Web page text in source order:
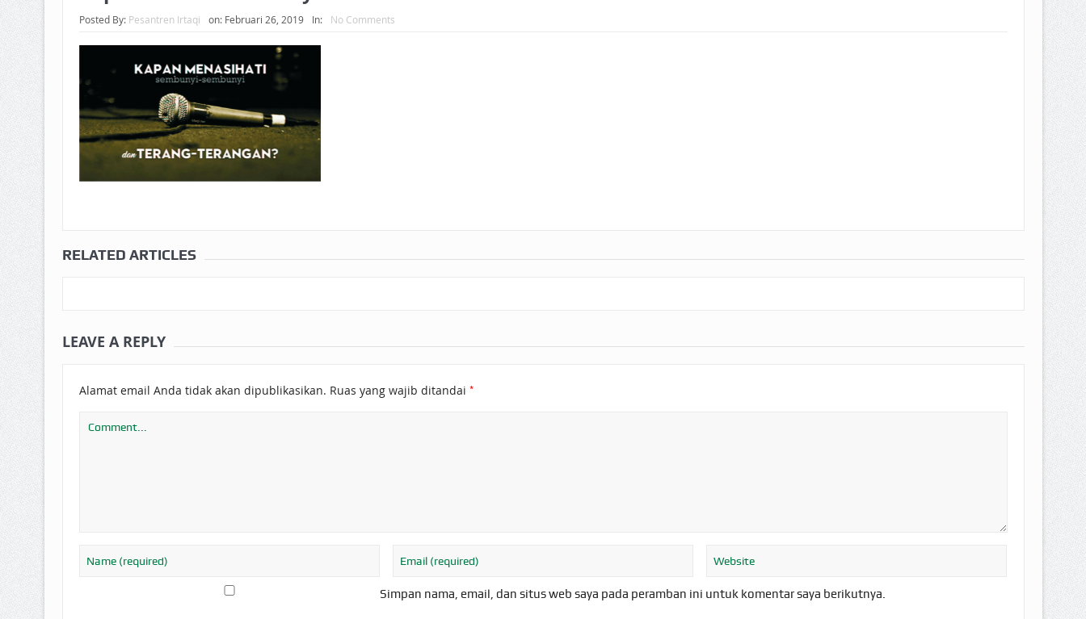
Posted By: Pesantren Irtaqi on: Februari 26, 2019 In: No Comments
RELATED ARTICLES
LEAVE A REPLY
Alamat email Anda tidak akan dipublikasikan. Ruas yang wajib ditandai *
Simpan nama, email, dan situs web saya pada peramban ini untuk komentar saya berikutnya.